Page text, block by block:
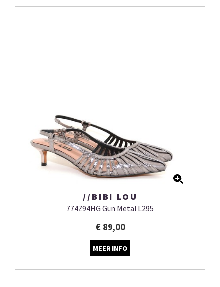
//BIBI LOU
774Z94HG Gun Metal L295
€ 89,00
MEER INFO